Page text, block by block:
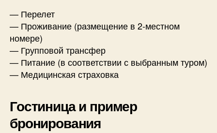
— Перелет
— Проживание (размещение в 2-местном
номере)
— Групповой трансфер
— Питание (в соответствии с выбранным туром)
— Медицинская страховка
Гостиница и пример
бронирования